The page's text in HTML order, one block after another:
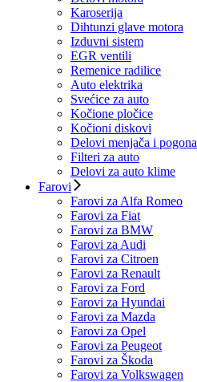
Karoserija
Dihtunzi glave motora
Izduvni sistem
EGR ventili
Remenice radilice
Auto elektrika
Svećice za auto
Kočione pločice
Kočioni diskovi
Delovi menjača i pogona
Filteri za auto
Delovi za auto klime
Farovi
Farovi za Alfa Romeo
Farovi za Fiat
Farovi za BMW
Farovi za Audi
Farovi za Citroen
Farovi za Renault
Farovi za Ford
Farovi za Hyundai
Farovi za Mazda
Farovi za Opel
Farovi za Peugeot
Farovi za Škoda
Farovi za Volkswagen